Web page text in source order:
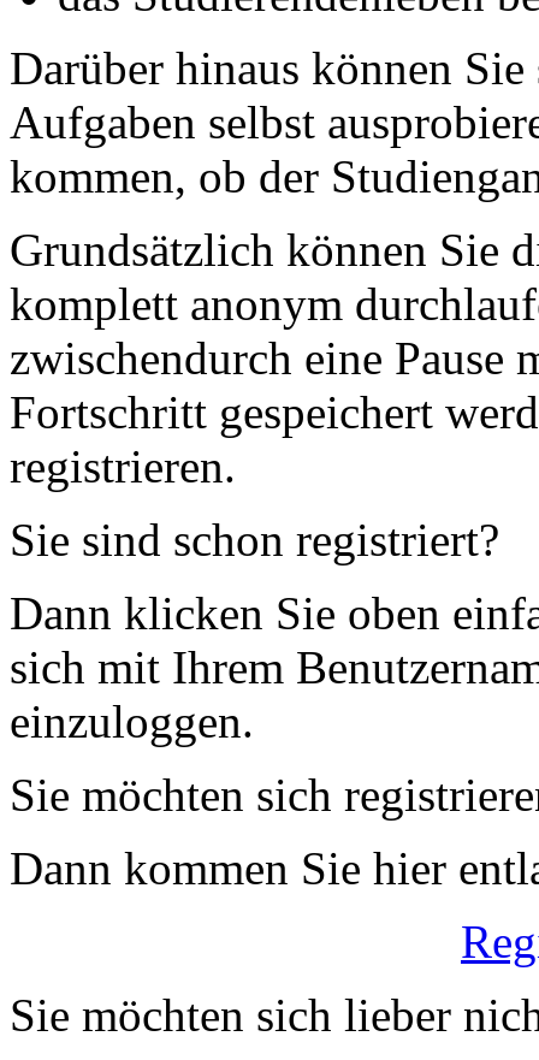
Darüber hinaus können
Aufgaben selbst
kommen, ob der
Grundsätzlich können Sie
komplett anonym
zwischendurch eine Pause
Fortschritt gespeichert
registrieren.
Sie sind schon registriert?
Dann klicken Sie oben
sich mit Ihrem
einzuloggen.
Sie möchten sich
Dann kommen Sie hier
Sie möchten sich lieber